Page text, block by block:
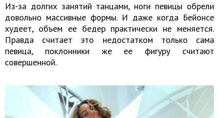
Из-за долгих занятий танцами, ноги певицы обрели
довольно массивные формы. И даже когда Бейонсе
худеет, объем ее бедер практически не меняется.
Правда считает это недостатком только сама
певица, поклонники же ее фигуру считают
совершенной.